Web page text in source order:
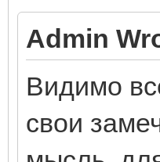
Admin
Видимо
свои